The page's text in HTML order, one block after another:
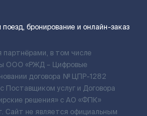
бронирование и онлайн-заказ
в том числе
ООО «РЖД – Цифровые
договора № ЦПР-1282
услуг и Договора
решения» c АО «ФПК»
не является официальным